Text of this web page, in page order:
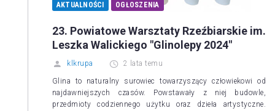
AKTUALNOŚCI OGŁOSZENIA
23. Powiatowe Warsztaty Rzeźbiarskie im.
Leszka Walickiego "Glinolepy 2024"
klkrupa 2 lata temu
Glina to naturalny surowiec towarzyszący człowiekowi od
najdawniejszych czasów. Powstawały z niej budowle,
przedmioty codziennego użytku oraz dzieła artystyczne.